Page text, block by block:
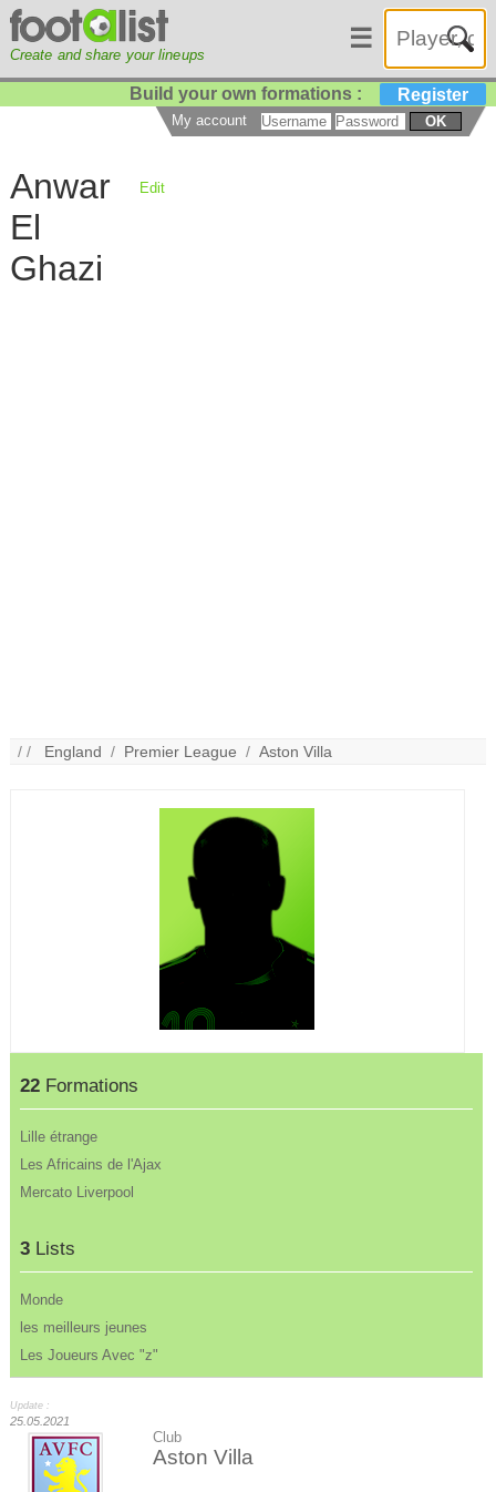
Create and share your lineups
☰
Build your own formations : Register
My account OK
Anwar
El
Ghazi
Edit
/ / England / Premier League /Aston Villa
22 Formations
Lille étrange
Les Africains de l'Ajax
Mercato Liverpool
3 Lists
Monde
les meilleurs jeunes
Les Joueurs Avec "z"
Update :
25.05.2021
Club
Aston Villa